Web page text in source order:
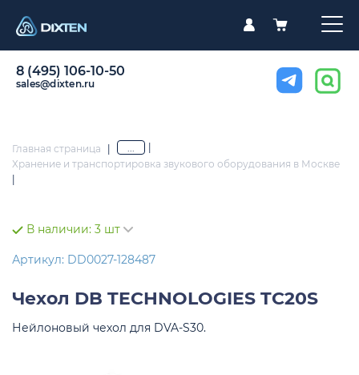
8 (495) 106-10-50
sales@dixten.ru
Главная страница | ...
Хранение и транспортировка звукового оборудования в Москве
В наличии: 3 шт
Артикул: DD0027-128487
Чехол DB TECHNOLOGIES TC20S
Нейлоновый чехол для DVA-S30.